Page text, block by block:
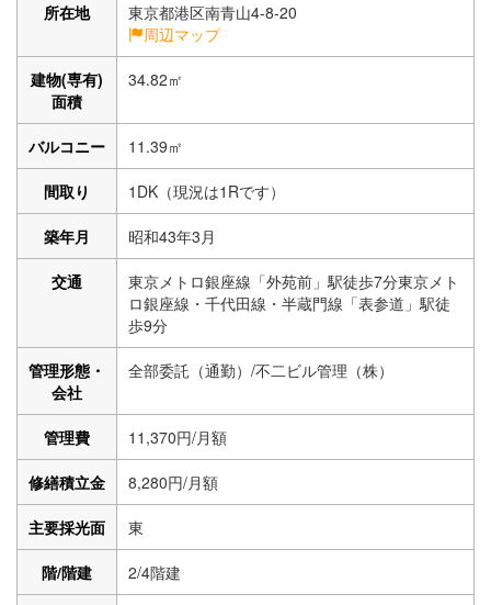
所在地
東京都港区南青山4-8-20
周辺マップ
建物(専有)
面積
34.82㎡
バルコニー 11.39㎡
間取り 1DK（現況は1Rです）
築年月 昭和43年3月
交通
東京メトロ銀座線「外苑前」駅徒歩7分東京メト
ロ銀座線・千代田線・半蔵門線「表参道」駅徒
歩9分
管理形態・
会社
全部委託（通勤）/不二ビル管理（株）
管理費 11,370円/月額
修繕積立金 8,280円/月額
主要採光面 東
階/階建 2/4階建